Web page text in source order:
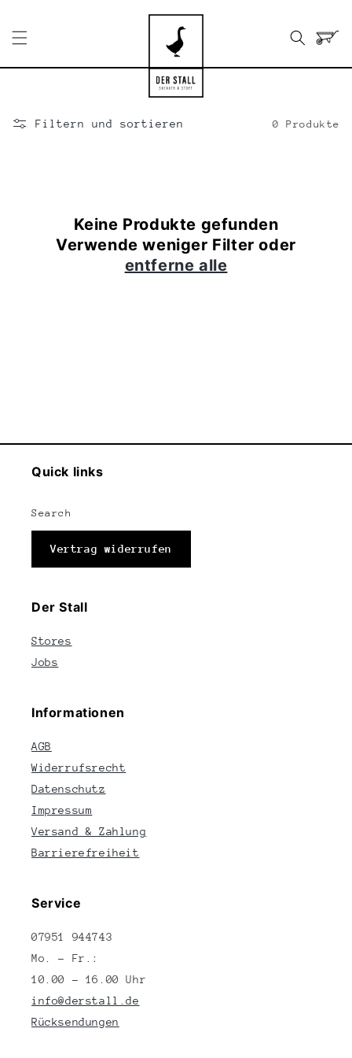
Inhalt
Filtern und sortieren 0 Produkte
Keine Produkte gefunden
Verwende weniger Filter oder
entferne alle
Quick links
Search
Vertrag widerrufen
Der Stall
Stores
Jobs
Informationen
AGB
Widerrufsrecht
Datenschutz
Impressum
Versand & Zahlung
Barrierefreiheit
Service
07951 944743
Mo. – Fr.:
10.00 – 16.00 Uhr
info@derstall.de
Rücksendungen